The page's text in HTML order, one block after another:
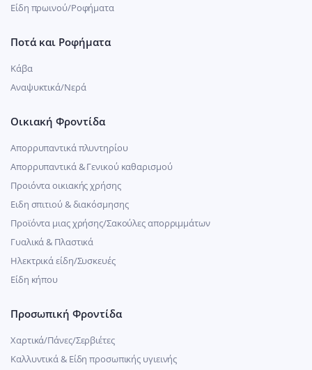
Είδη πρωινού/Ροφήματα
Ποτά και Ροφήματα
Κάβα
Αναψυκτικά/Νερά
Οικιακή Φροντίδα
Απορρυπαντικά πλυντηρίου
Απορρυπαντικά & Γενικού καθαρισμού
Προιόντα οικιακής χρήσης
Ειδη σπιτιού & διακόσμησης
Προϊόντα μιας χρήσης/Σακούλες απορριμμάτων
Γυαλικά & Πλαστικά
Ηλεκτρικά είδη/Συσκευές
Είδη κήπου
Προσωπική Φροντίδα
Χαρτικά/Πάνες/Σερβιέτες
Καλλυντικά & Είδη προσωπικής υγιεινής